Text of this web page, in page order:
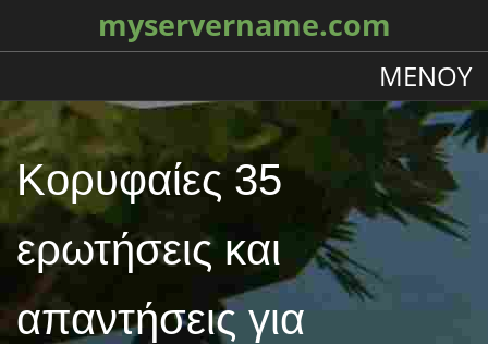
myservername.com
ΜΕΝΟΎ
Κορυφαίες 35
ερωτήσεις και
απαντήσεις για